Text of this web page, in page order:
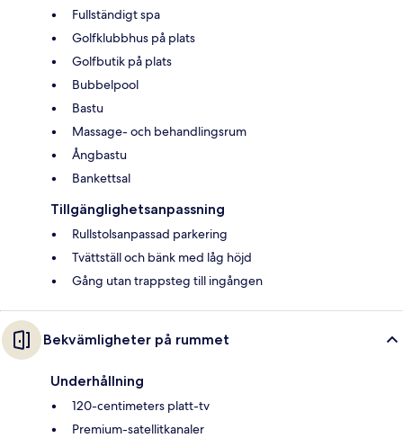
Fullständigt spa
Golfklubbhus på plats
Golfbutik på plats
Bubbelpool
Bastu
Massage- och behandlingsrum
Ångbastu
Bankettsal
Tillgänglighetsanpassning
Rullstolsanpassad parkering
Tvättställ och bänk med låg höjd
Gång utan trappsteg till ingången
Bekvämligheter på rummet
Underhållning
120-centimeters platt-tv
Premium-satellitkanaler